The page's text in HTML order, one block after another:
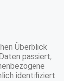
Überblick
passiert,
identifiziert